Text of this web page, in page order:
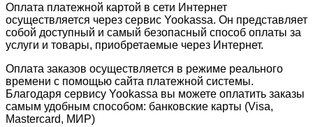
Оплата платежной картой в сети Интернет
осуществляется через сервис Yookassa. Он представляет
собой доступный и самый безопасный способ оплаты за
услуги и товары, приобретаемые через Интернет.
Оплата заказов осуществляется в режиме реального
времени с помощью сайта платежной системы.
Благодаря сервису Yookassa вы можете оплатить заказы
самым удобным способом: банковские карты (Visa,
Mastercard, МИР)